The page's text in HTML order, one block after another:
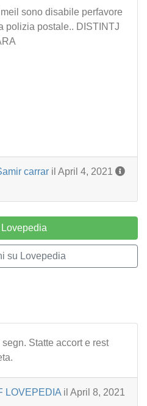
sono disabile perfavore
polizia postale.. DISTINTJ
carrar il April 4, 2021
su Lovepedia
Statte accort e rest
LOVEPEDIA il April 8, 2021